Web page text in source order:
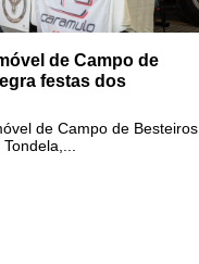
de Campo de
festas dos
de Campo de Besteiros,